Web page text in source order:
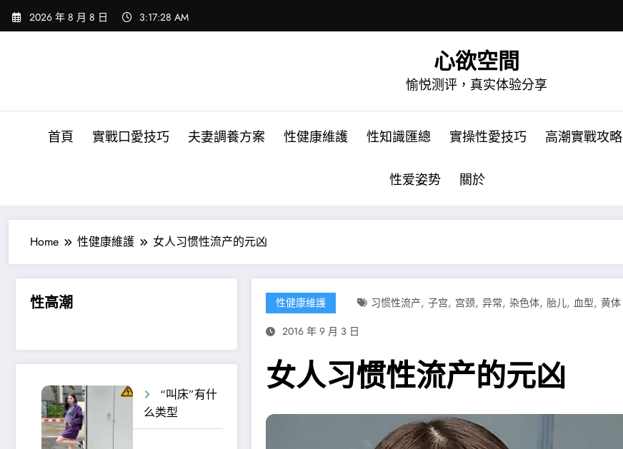
Skip
2026 年 8 月 8 日 3:17:30 AM
心欲空間
愉悦测评，真实体验分享
首頁 實戰口愛技巧 夫妻調養方案 性健康維護 性知識匯總 實操性愛技巧 高潮實戰攻略
性爱姿势 關於
Home 性健康維護 女人习惯性流产的元凶
性高潮
“叫床”有什
么类型
性健康維護 习惯性流产, 子宫, 宫颈, 异常, 染色体, 胎儿, 血型, 黄体
2016 年 9 月 3 日
女人习惯性流产的元凶